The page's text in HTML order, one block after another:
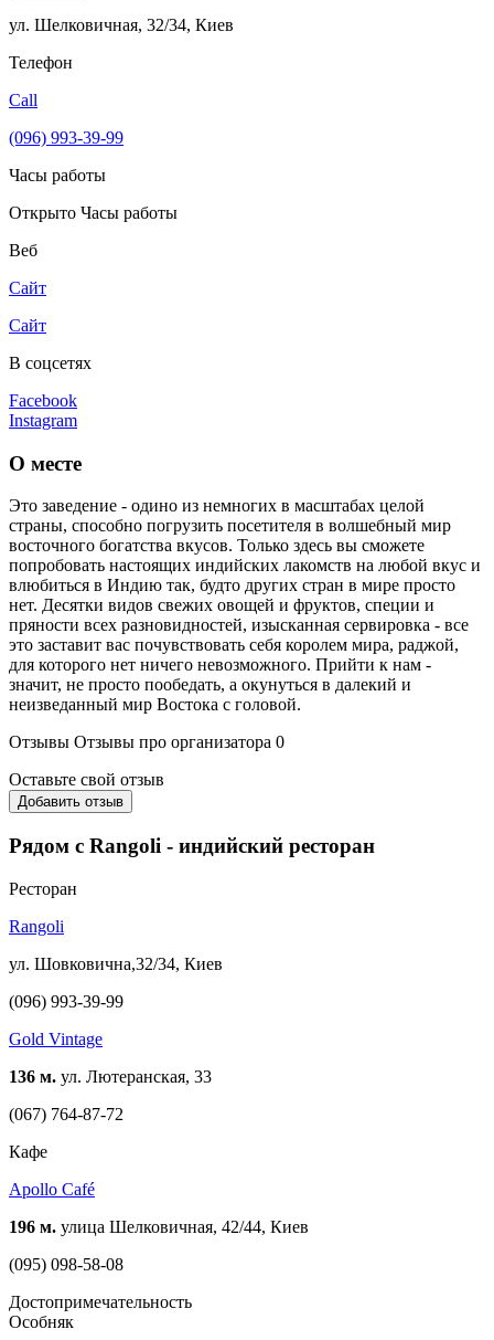
ул. Шелковичная, 32/34, Киев
Телефон
Call
(096) 993-39-99
Часы работы
Открыто Часы работы
Веб
Сайт
Сайт
В соцсетях
Facebook
Instagram
О месте
Это заведение - одино из немногих в масштабах целой
страны, способно погрузить посетителя в волшебный мир
восточного богатства вкусов. Только здесь вы сможете
попробовать настоящих индийских лакомств на любой вкус и
влюбиться в Индию так, будто других стран в мире просто
нет. Десятки видов свежих овощей и фруктов, специи и
пряности всех разновидностей, изысканная сервировка - все
это заставит вас почувствовать себя королем мира, раджой,
для которого нет ничего невозможного. Прийти к нам -
значит, не просто пообедать, а окунуться в далекий и
неизведанный мир Востока с головой.
Отзывы Отзывы про организатора 0
Оставьте свой отзыв
Добавить отзыв
Рядом с Rangoli - индийский ресторан
Ресторан
Rangoli
ул. Шовковична,32/34, Киев
(096) 993-39-99
Gold Vintage
136 м. ул. Лютеранская, 33
(067) 764-87-72
Кафе
Apollo Café
196 м. улица Шелковичная, 42/44, Киев
(095) 098-58-08
Достопримечательность
Особняк